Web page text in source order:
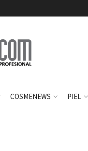
COSMENEWS PIEL